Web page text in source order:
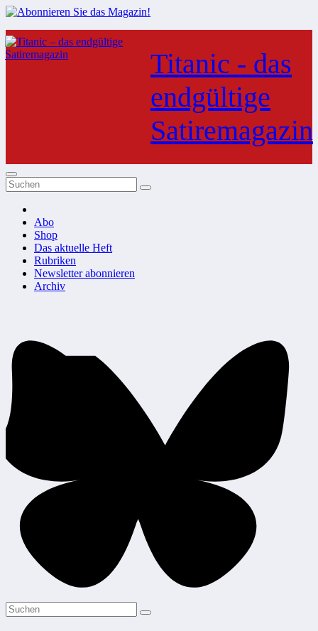
Zum
Inhalt
springen
Titanic - das
endgültige
Satiremagazin
Abo
Shop
Das aktuelle Heft
Rubriken
Newsletter abonnieren
Archiv